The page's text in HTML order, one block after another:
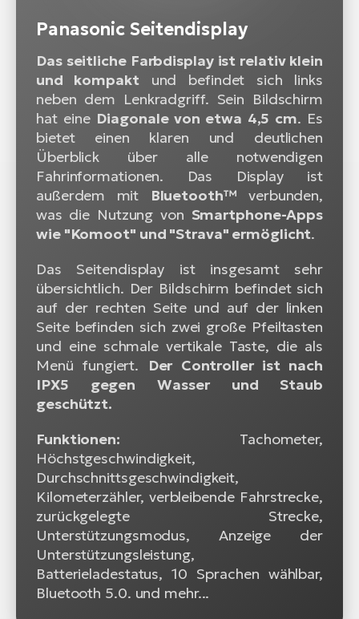
Panasonic Seitendisplay
Das seitliche Farbdisplay ist relativ klein
und kompaktund befindet sich links
neben dem Lenkradgriff. Sein Bildschirm
hat eine Diagonale von etwa 4,5 cm. Es
bietet einen klaren und deutlichen
Überblick über alle notwendigen
Fahrinformationen. Das Display ist
außerdem mit
Bluetooth™ verbunden,
was die Nutzung von Smartphone-Apps
wie "Komoot" und "Strava" ermöglicht.
Das Seitendisplay ist insgesamt sehr
übersichtlich. Der Bildschirm befindet sich
auf der rechten Seite und auf der linken
Seite befinden sich zwei große Pfeiltasten
und eine schmale vertikale Taste, die als
Menü fungiert.
Der Controller ist nach
IPX5 gegen Wasser und Staub
geschützt.
Funktionen: Tachometer,
Höchstgeschwindigkeit,
Durchschnittsgeschwindigkeit,
Kilometerzähler, verbleibende Fahrstrecke,
zurückgelegte Strecke,
Unterstützungsmodus, Anzeige der
Unterstützungsleistung,
Batterieladestatus, 10 Sprachen wählbar,
Bluetooth 5.0. und mehr...